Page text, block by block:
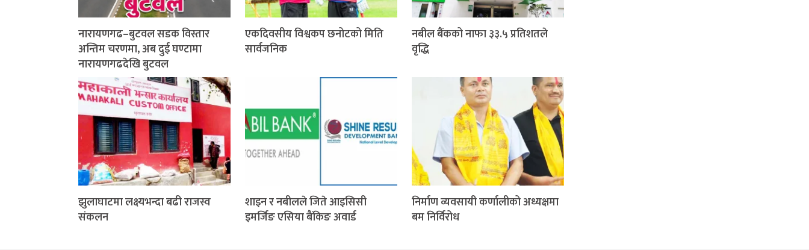
नारायणगढ–बुटवल सडक विस्तार
अन्तिम चरणमा, अब दुई घण्टामा
नारायणगढदेखि बुटवल
एकदिवसीय विश्वकप छनोटको मिति
सार्वजनिक
नबील बैंकको नाफा ३३.५ प्रतिशतले
वृद्धि
झुलाघाटमा लक्ष्यभन्दा बढी राजस्व
संकलन
शाइन र नबीलले जिते आइसिसी
इमर्जिङ एसिया बैंकिङ अवार्ड
निर्माण व्यवसायी कर्णालीको अध्यक्षमा
बम निर्विरोध